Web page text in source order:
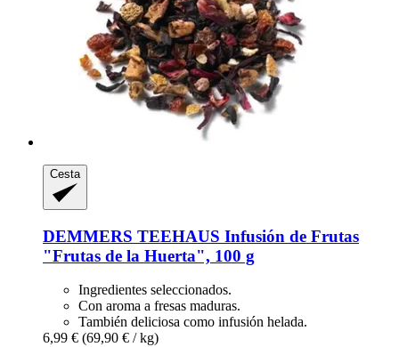
Cesta
DEMMERS TEEHAUS Infusión de Frutas
"Frutas de la Huerta", 100 g
Ingredientes seleccionados.
Con aroma a fresas maduras.
También deliciosa como infusión helada.
6,99 € (69,90 € / kg)